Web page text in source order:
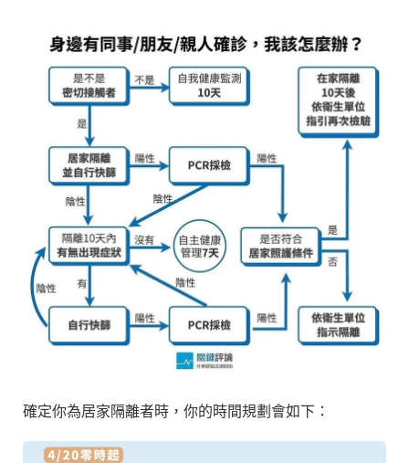
確定你為居家隔離者時，你的時間規劃會如下：